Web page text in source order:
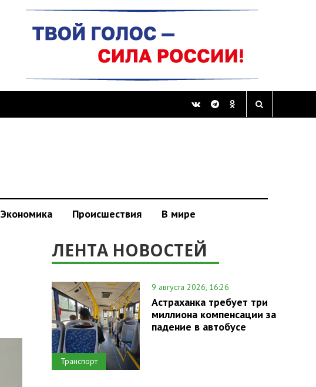
Экономика Происшествия В мире
ЛЕНТА НОВОСТЕЙ
Транспорт
9 августа 2026, 16:26
Астраханка требует три
миллиона компенсации за
падение в автобусе